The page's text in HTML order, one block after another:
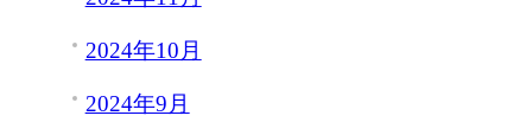
2024年10月
2024年9月